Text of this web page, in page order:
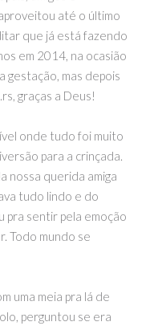
até o último
que já está fazendo
em 2014, na ocasião
gestação, mas depois
graças a Deus!
onde tudo foi muito
para a crinçada.
nossa querida amiga
tudo lindo e do
pra sentir pela emoção
Todo mundo se
uma meia pra lá de
perguntou se era